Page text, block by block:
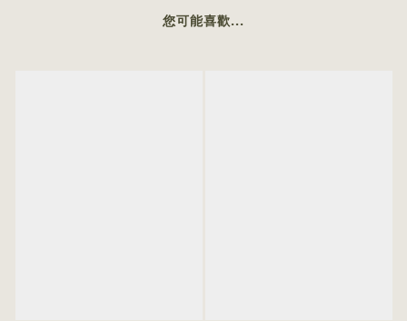
您可能喜歡...